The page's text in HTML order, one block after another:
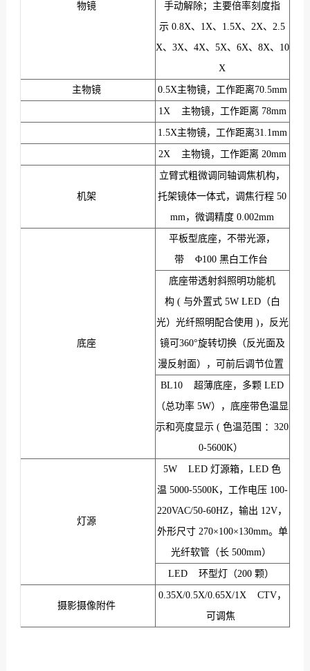
物镜
手动解除；主要倍率刻度指
示 0.8X、1X、1.5X、2X、2.5
X、3X、4X、5X、6X、8X、10
X
主物镜 0.5X主物镜，工作距离70.5mm
1X 主物镜，工作距离 78mm
1.5X主物镜，工作距离31.1mm
2X 主物镜，工作距离 20mm
机架
立臂式粗微调同轴调焦机构，
托架镜体一体式，调焦行程 50
mm，微调精度 0.002mm
底座
平板型底座，不带光源，
带 Φ100 黑白工作台
底座带透射斜照明功能机
构 ( 与外置式 5W LED（白
光）光纤照明配合使用 )，反光
镜可360°旋转切换（反光面及
漫反射面），可前后调节位置
BL10 超薄底座，多颗 LED
（总功率 5W），底座带色温显
示和亮度显示 ( 色温范围 ：320
0-5600K）
灯源
5W LED 灯源箱，LED 色
温 5000-5500K，工作电压 100-
220VAC/50-60HZ，输出 12V，
外形尺寸 270×100×130mm。单
光纤软管（长 500mm）
LED 环型灯（200 颗）
摄影摄像附件
0.35X/0.5X/0.65X/1X CTV，
可调焦